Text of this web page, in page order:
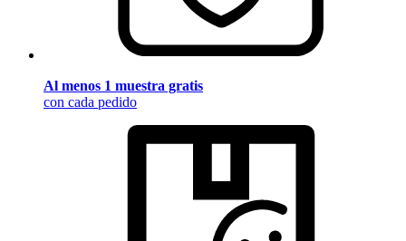
Al menos 1 muestra gratis
con cada pedido